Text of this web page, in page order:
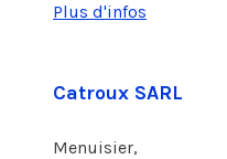
Plus d'infos
Catroux SARL
Menuisier,